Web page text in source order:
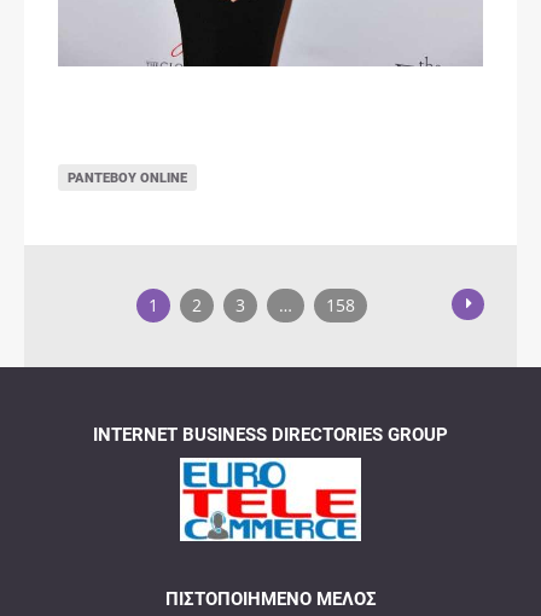
ΡΑΝΤΕΒΟΎ ONLINE
1 2 3 … 158
INTERNET BUSINESS DIRECTORIES GROUP
ΠΙΣΤΟΠΟΙΗΜΈΝΟ ΜΈΛΟΣ